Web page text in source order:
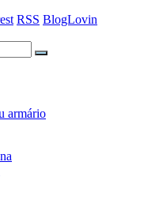
RSS BlogLovin
armário